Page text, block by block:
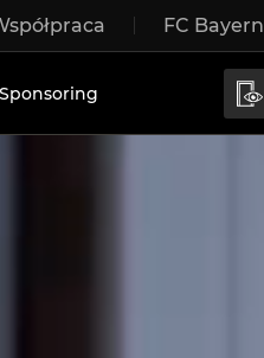
FC Bayern
drzwi przesuwne
Sponsoring